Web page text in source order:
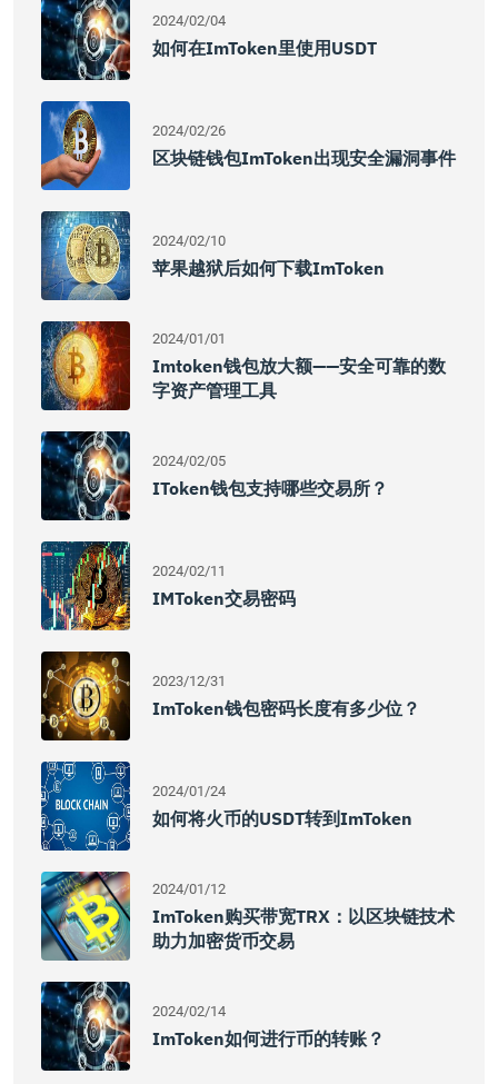
2024/02/04
如何在imToken里使用USDT
2024/02/26
区块链钱包imToken出现安全漏洞事件
2024/02/10
苹果越狱后如何下载imToken
2024/01/01
Imtoken钱包放大额——安全可靠的数
字资产管理工具
2024/02/05
IToken钱包支持哪些交易所？
2024/02/11
IMToken交易密码
2023/12/31
ImToken钱包密码长度有多少位？
2024/01/24
如何将火币的USDT转到imToken
2024/01/12
ImToken购买带宽TRX：以区块链技术
助力加密货币交易
2024/02/14
ImToken如何进行币的转账？